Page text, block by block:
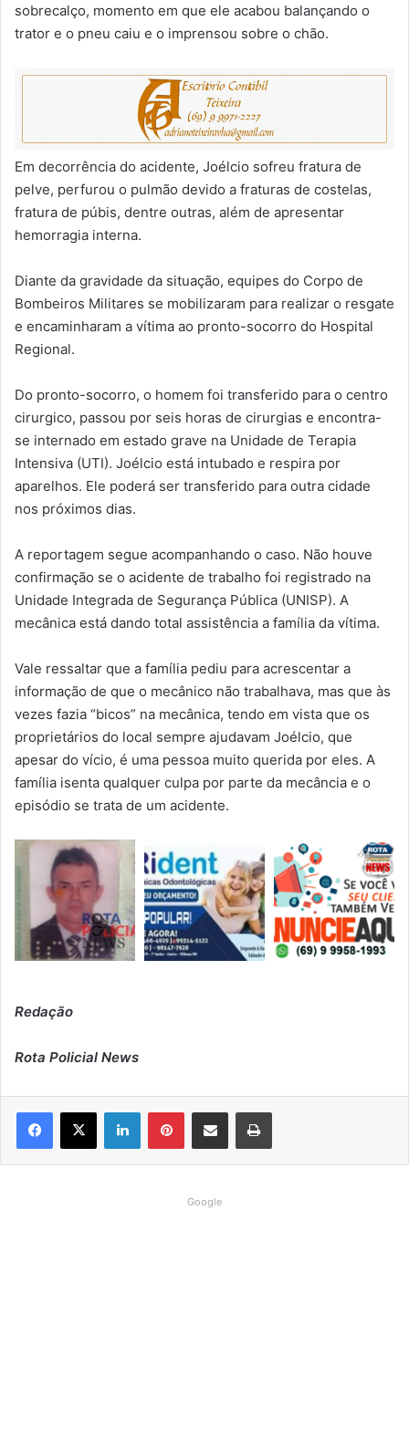
sobrecalço, momento em que ele acabou balançando o
trator e o pneu caiu e o imprensou sobre o chão.
Em decorrência do acidente, Joélcio sofreu fratura de
pelve, perfurou o pulmão devido a fraturas de costelas,
fratura de púbis, dentre outras, além de apresentar
hemorragia interna.
Diante da gravidade da situação, equipes do Corpo de
Bombeiros Militares se mobilizaram para realizar o resgate
e encaminharam a vítima ao pronto-socorro do Hospital
Regional.
Do pronto-socorro, o homem foi transferido para o centro
cirurgico, passou por seis horas de cirurgias e encontra-
se internado em estado grave na Unidade de Terapia
Intensiva (UTI). Joélcio está intubado e respira por
aparelhos. Ele poderá ser transferido para outra cidade
nos próximos dias.
A reportagem segue acompanhando o caso. Não houve
confirmação se o acidente de trabalho foi registrado na
Unidade Integrada de Segurança Pública (UNISP). A
mecânica está dando total assistência a família da vítima.
Vale ressaltar que a família pediu para acrescentar a
informação de que o mecânico não trabalhava, mas que às
vezes fazia “bicos” na mecânica, tendo em vista que os
proprietários do local sempre ajudavam Joélcio, que
apesar do vício, é uma pessoa muito querida por eles. A
família isenta qualquer culpa por parte da mecância e o
episódio se trata de um acidente.
Redação
Rota Policial News
Google